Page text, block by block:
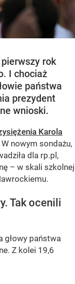
rok
I chociaż
państwa
prezydent
wnioski.
Karola
W nowym sondażu,
dla rp.pl,
– w skali szkolnej
Tak ocenili
głowy państwa
Z kolei 19,6